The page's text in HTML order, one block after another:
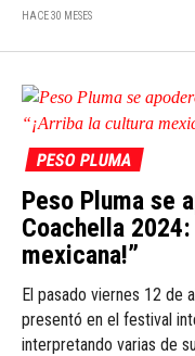
HACE 30 MESES
PESO PLUMA
Peso Pluma se
Coachella
mexicana!”
El pasado viernes 12 de
presentó en el festival
interpretando varias de